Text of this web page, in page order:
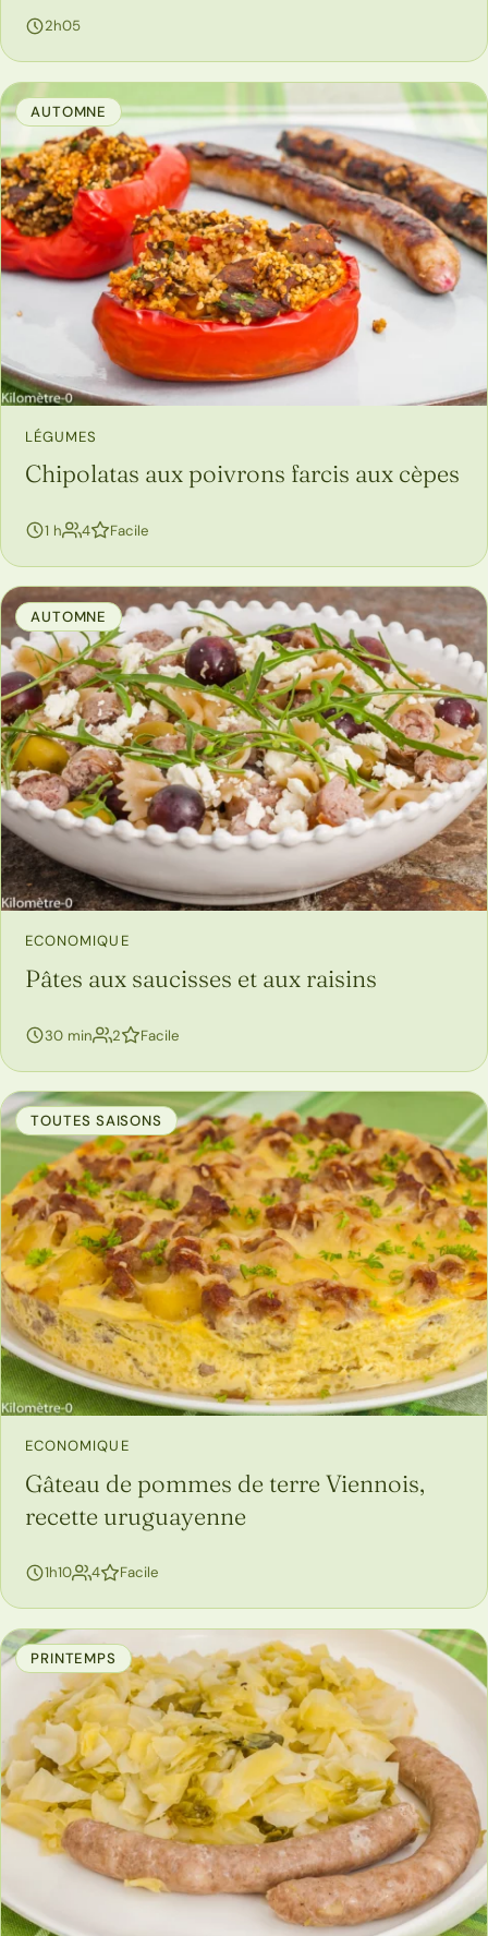
2h05
AUTOMNE
LÉGUMES
Chipolatas aux poivrons farcis aux cèpes
1 h 4personnes
Facile
AUTOMNE
ECONOMIQUE
Pâtes aux saucisses et aux raisins
30 min 2personnes
Facile
TOUTES SAISONS
ECONOMIQUE
Gâteau de pommes de terre Viennois,
recette uruguayenne
1h10 4personnes
Facile
PRINTEMPS